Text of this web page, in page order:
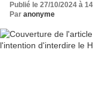
Publié le 27/10/2024 à
Par anonyme